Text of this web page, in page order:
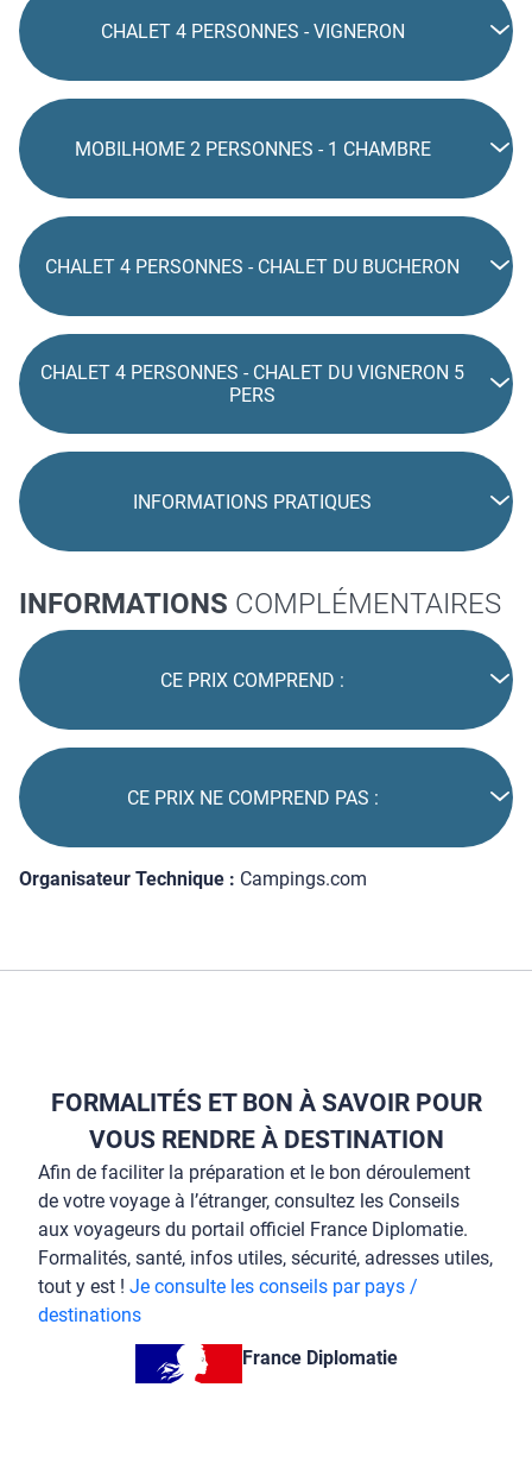
CHALET 4 PERSONNES - VIGNERON
MOBILHOME 2 PERSONNES - 1 CHAMBRE
CHALET 4 PERSONNES - CHALET DU BUCHERON
CHALET 4 PERSONNES - CHALET DU VIGNERON 5
PERS
INFORMATIONS PRATIQUES
INFORMATIONS COMPLÉMENTAIRES
CE PRIX COMPREND :
CE PRIX NE COMPREND PAS :
Organisateur Technique : Campings.com
FORMALITÉS ET BON À SAVOIR POUR
VOUS RENDRE À DESTINATION
Afin de faciliter la préparation et le bon déroulement
de votre voyage à l’étranger, consultez les Conseils
aux voyageurs du portail officiel France Diplomatie.
Formalités, santé, infos utiles, sécurité, adresses utiles,
tout y est ! Je consulte les conseils par pays /
destinations
France Diplomatie